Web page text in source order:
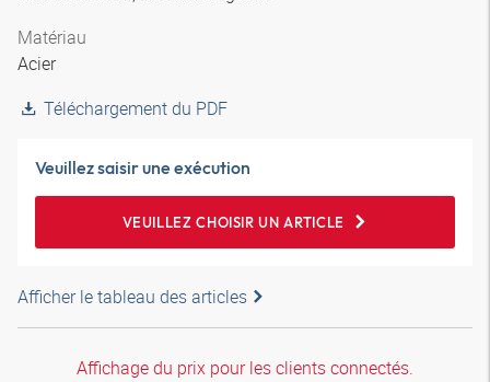
Matériau
Acier
Téléchargement du PDF
Veuillez saisir une exécution
VEUILLEZ CHOISIR UN ARTICLE
Afficher le tableau des articles
Affichage du prix pour les clients connectés.